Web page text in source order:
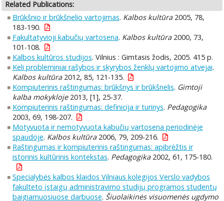
Related Publications:
Brūkšnio ir brūkšnelio vartojimas. Kalbos kultūra2005, 78,
183-190.
Fakultatyvioji kabučių vartosena. Kalbos kultūra2000, 73,
101-108.
Kalbos kultūros studijos. Vilnius : Gimtasis žodis, 2005. 415 p.
Keli probleminiai rašybos ir skyrybos ženklų vartojimo atvejai.
Kalbos kultūra2012, 85, 121-135.
Kompiuterinis raštingumas: brūkšnys ir brūkšnelis. Gimtoji
kalba mokykloje2013, [1], 25-37.
Kompiuterinis raštingumas: definicija ir turinys. Pedagogika
2003, 69, 198-207.
Motyvuota ir nemotyvuota kabučių vartosena periodinėje
spaudoje. Kalbos kultūra2006, 79, 209-216.
Raštingumas ir kompiuterinis raštingumas: apibrėžtis ir
istorinis kultūrinis kontekstas. Pedagogika2002, 61, 175-180.
Specialybės kalbos klaidos Vilniaus kolegijos Verslo vadybos
fakulteto įstaigų administravimo studijų programos studentų
baigiamuosiuose darbuose. Šiuolaikinės visuomenės ugdymo